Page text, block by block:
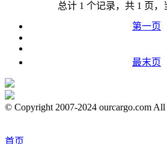
总计 1 个记录，共 1 页，
第一页
最末页
© Copyright 2007-2024 ourcargo.com All
首页